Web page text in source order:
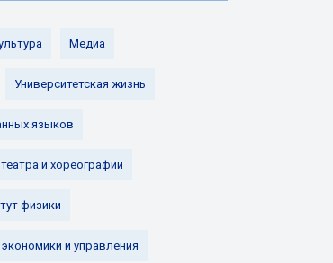
Медиа
Университетская жизнь
языков
и хореографии
физики
и управления